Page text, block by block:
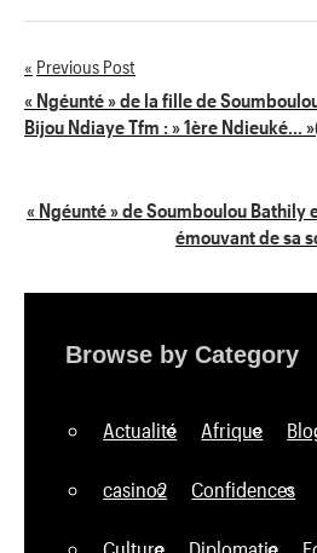
Navigation
de
Previous Post
« Ngéunté » de la fille de
Bijou Ndiaye Tfm : » 1ère Ndieuké…
« Ngéunté » de Soumboulou Bathily
émouvant de sa
Browse by Category
Actualité Afrique
casino2 Confidences